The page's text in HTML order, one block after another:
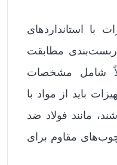
با استانداردهای
مطابقت
شامل مشخصات
باید از مواد با
مانند فولاد ضد
مقاوم برای